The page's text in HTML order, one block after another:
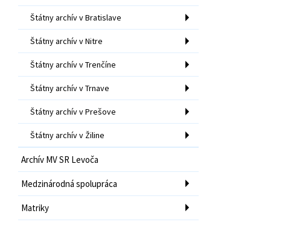
Štátny archív v Bratislave
Štátny archív v Nitre
Štátny archív v Trenčíne
Štátny archív v Trnave
Štátny archív v Prešove
Štátny archív v Žiline
Archív MV SR Levoča
Medzinárodná spolupráca
Matriky